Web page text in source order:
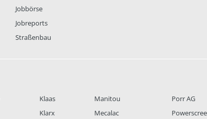
Jobbörse
Jobreports
Straßenbau
Klaas
Klarx
Manitou
Mecalac
Porr AG